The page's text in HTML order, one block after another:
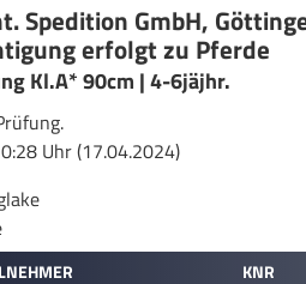
Spedition GmbH,
erfolgt zu Pferde
Kl.A* 90cm | 4-6jäjhr.
Uhr (17.04.2024)
KNR